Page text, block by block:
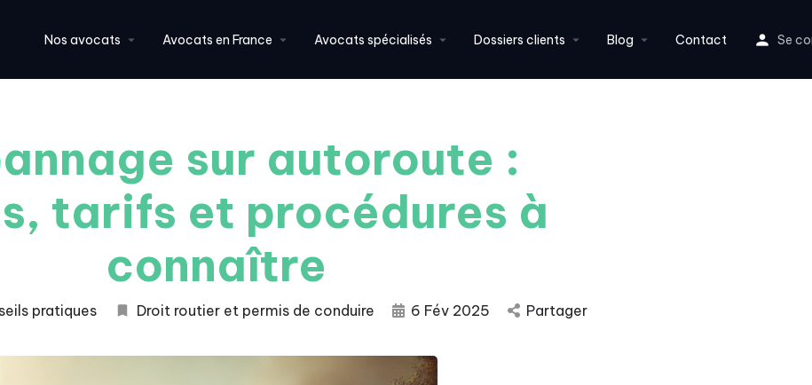
Nos avocats Avocats en France Avocats spécialisés Dossiers clients Blog Contact Se
sur autoroute :
tarifs et procédures à
connaître
pratiques Droit routier et permis de conduire 6 Fév 2025 Partager